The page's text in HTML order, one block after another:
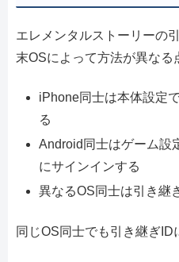
エレメンタルストーリーの
末OSによって方法が異なる
iPhone同士は本体設定
る
Android同士はゲーム設
にサインインする
異なるOS同士は引き継
同じOS同士でも引き継ぎID